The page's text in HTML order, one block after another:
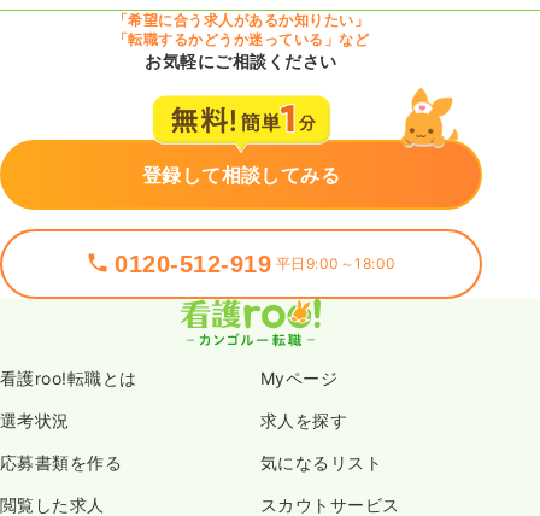
「希望に合う求人があるか知りたい」
「転職するかどうか迷っている」など
お気軽にご相談ください
登録して相談してみる
0120-512-919 平日9:00～18:00
看護roo!転職とは Myページ
選考状況 求人を探す
応募書類を作る 気になるリスト
閲覧した求人 スカウトサービス